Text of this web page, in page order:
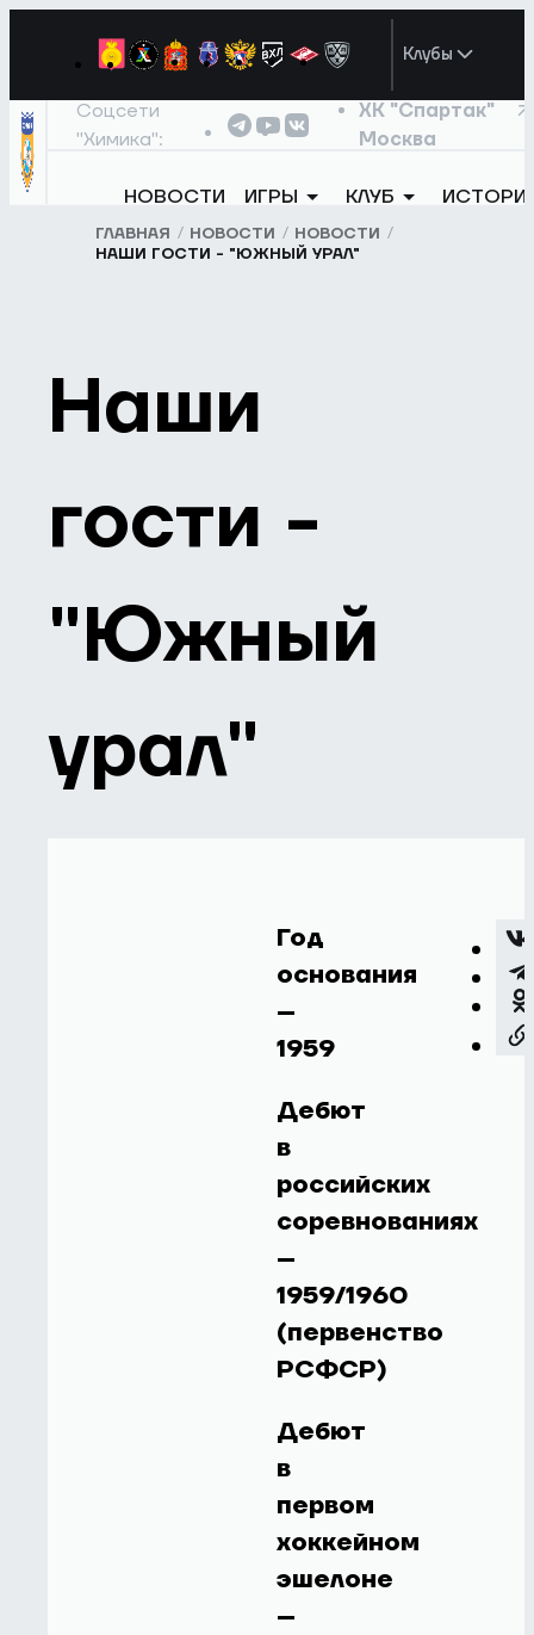
Клубы
Соцсети
"Химика":
ХК "Спартак"
Москва
НОВОСТИ ИГРЫ КЛУБ
ГЛАВНАЯ НОВОСТИ
НОВОСТИ
НАШИ ГОСТИ - "ЮЖНЫЙ УРАЛ"
Наши
гости -
"Южный
урал"
Год
основания
–
1959
Дебют
в
российских
соревнованиях
–
1959/1960
(первенство
РСФСР)
Дебют
в
первом
хоккейном
эшелоне
–